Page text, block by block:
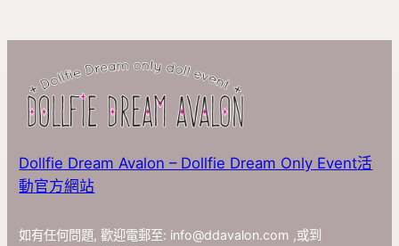
Dollfie Dream Avalon – Dollfie Dream Only Event活
動官方網站
如有任何問題, 歡迎電郵至: info@ddavalon.com ,或到